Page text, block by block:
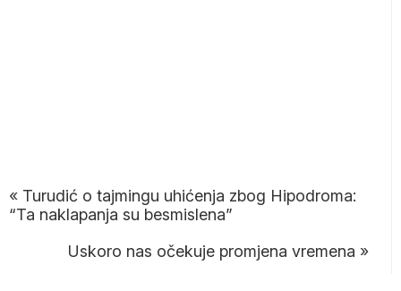
« Turudić o tajmingu uhićenja zbog Hipodroma:
“Ta naklapanja su besmislena”
Uskoro nas očekuje promjena vremena »